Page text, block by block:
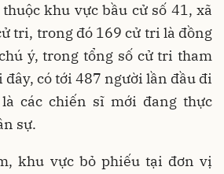
khu vực bầu cử số 41, xã
tri, trong đó 169 cử tri là đồng
ý, trong tổng số cử tri tham
đây, có tới 487 người lần đầu đi
các chiến sĩ mới đang thực
sự.
khu vực bỏ phiếu tại đơn vị